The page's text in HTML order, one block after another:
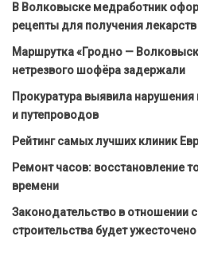
В Волковыске медработник
рецепты для получения лекарств
Маршрутка «Гродно —
нетрезвого шофёра задержали
Прокуратура выявила
и путепроводов
Рейтинг самых лучших клиник
Ремонт часов: восстановление
времени
Законодательство в отношении
строительства будет ужесточено